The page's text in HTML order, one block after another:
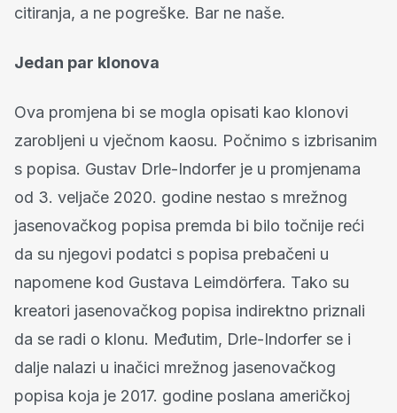
citiranja, a ne pogreške. Bar ne naše.
Jedan par klonova
Ova promjena bi se mogla opisati kao klonovi
zarobljeni u vječnom kaosu. Počnimo s izbrisanim
s popisa. Gustav Drle-Indorfer je u promjenama
od 3. veljače 2020. godine nestao s mrežnog
jasenovačkog popisa premda bi bilo točnije reći
da su njegovi podatci s popisa prebačeni u
napomene kod Gustava Leimdörfera. Tako su
kreatori jasenovačkog popisa indirektno priznali
da se radi o klonu. Međutim, Drle-Indorfer se i
dalje nalazi u inačici mrežnog jasenovačkog
popisa koja je 2017. godine poslana američkoj